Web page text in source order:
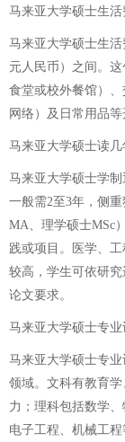
马来亚大学硕士生活
马来亚大学硕士生活
元人民币）之间。
食堂或校外餐馆）
网络）及日常用品等
马来亚大学硕士读几
马来亚大学硕士学制
一般需2至3年，侧
MA、理学硕士MSc
践或项目。医学、
较高，学生可依研
论文要求。
马来亚大学硕士专业
马来亚大学硕士专
领域。文科有教育
力；理科包括数学
电子工程、机械工